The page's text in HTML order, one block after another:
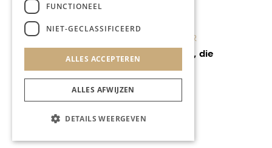
KUNST & CULTUUR
Bronzen beeld met
Marsmeteoriet in La Butte
aux Bois
FUNCTIONEEL
NIET-GECLASSIFICEERD
ALLES ACCEPTEREN
ALLES AFWIJZEN
DETAILS WEERGEVEN